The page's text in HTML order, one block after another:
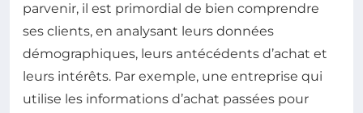
parvenir, il est primordial de bien comprendre
ses clients, en analysant leurs données
démographiques, leurs antécédents d’achat et
leurs intérêts. Par exemple, une entreprise qui
utilise les informations d’achat passées pour